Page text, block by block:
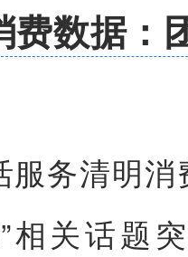
费数据：
务清明消
相关话题